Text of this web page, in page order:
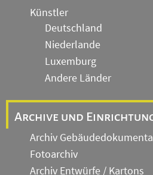
Künstler
Deutschland
Niederlande
Luxemburg
Andere Länder
Archive und
Archiv
Fotoarchiv
Archiv Entwürfe / Kartons